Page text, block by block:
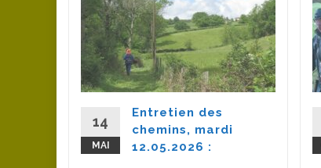
14
MAI
Entretien des
chemins, mardi
12.05.2026 :